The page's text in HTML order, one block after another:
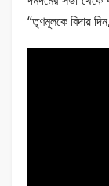
“তৃণমূলকে বিদায়